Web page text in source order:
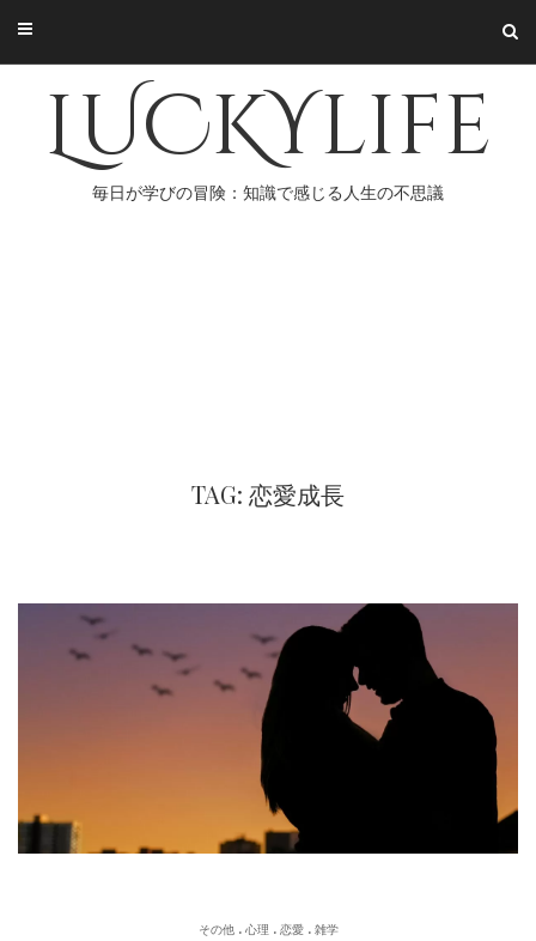
content
LUCKYlife
毎日が学びの冒険：知識で感じる人生の不思議
TAG: 恋愛成長
その他. 心理 . 恋愛. 雑学